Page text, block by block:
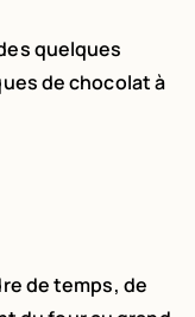
quelques
de chocolat à
de temps, de